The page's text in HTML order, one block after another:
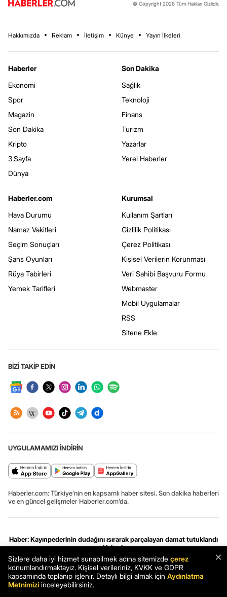
© Copyright 2026 Tüm Hakları Gizlidir.
Hakkımızda Reklam İletişim Künye Yayın İlkeleri
Haberler
Ekonomi
Spor
Magazin
Son Dakika
Kripto
3.Sayfa
Dünya
Son Dakika
Sağlık
Teknoloji
Finans
Turizm
Yazarlar
Yerel Haberler
Haberler.com
Hava Durumu
Namaz Vakitleri
Seçim Sonuçları
Şans Oyunları
Rüya Tabirleri
Yemek Tarifleri
Kurumsal
Kullanım Şartları
Gizlilik Politikası
Çerez Politikası
Kişisel Verilerin Korunması
Veri Sahibi Başvuru Formu
Webmaster
Mobil Uygulamalar
RSS
Sitene Ekle
BİZİ TAKİP EDİN
UYGULAMAMIZI İNDİRİN
Haberler.com: Türkiye’nin en kapsamlı haber sitesi. Son dakika haberleri
ve en güncel gelişmeler Haberler.com’da.
Haber: Kayınpederinin dudağını ısırarak parçalayan damat tutuklandı
- Haberler
HaberSon DakikaHaberler
Gizlilik ve çerez ayarları[Hata Bildir]07.08.2026 08:03:41 #7.12# .HCFOK.
×
Sizlere daha iyi hizmet sunabilmek adına sitemizde çerez
konumlandırmaktayız. Kişisel verileriniz, KVKK ve GDPR
kapsamında toplanıp işlenir. Detaylı bilgi almak için Aydınlatma
Metnimizi inceleyebilirsiniz.